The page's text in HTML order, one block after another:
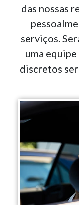
das nossas
serviços.
uma
discretos